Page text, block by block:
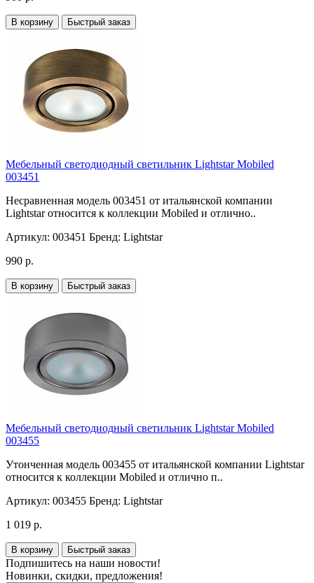
В корзину Быстрый заказ
Мебельный светодиодный светильник Lightstar Mobiled
003451
Несравненная модель 003451 от итальянской компании
Lightstar относится к коллекции Mobiled и отлично..
Артикул: 003451 Бренд: Lightstar
990 р.
В корзину Быстрый заказ
Мебельный светодиодный светильник Lightstar Mobiled
003455
Утонченная модель 003455 от итальянской компании Lightstar
относится к коллекции Mobiled и отлично п..
Артикул: 003455 Бренд: Lightstar
1 019 р.
В корзину Быстрый заказ
Подпишитесь на наши новости!
Новинки, скидки, предложения!